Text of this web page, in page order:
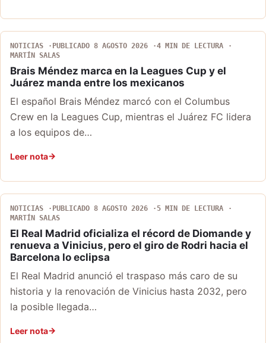
NOTICIAS PUBLICADO 8 AGOSTO 2026
4 MIN DE LECTURA
MARTÍN SALAS
Brais Méndez marca en la Leagues Cup y el
Juárez manda entre los mexicanos
El español Brais Méndez marcó con el Columbus
Crew en la Leagues Cup, mientras el Juárez FC lidera
a los equipos de…
Leer nota
NOTICIAS PUBLICADO 8 AGOSTO 2026
5 MIN DE LECTURA
MARTÍN SALAS
El Real Madrid oficializa el récord de Diomande y
renueva a Vinicius, pero el giro de Rodri hacia el
Barcelona lo eclipsa
El Real Madrid anunció el traspaso más caro de su
historia y la renovación de Vinicius hasta 2032, pero
la posible llegada…
Leer nota